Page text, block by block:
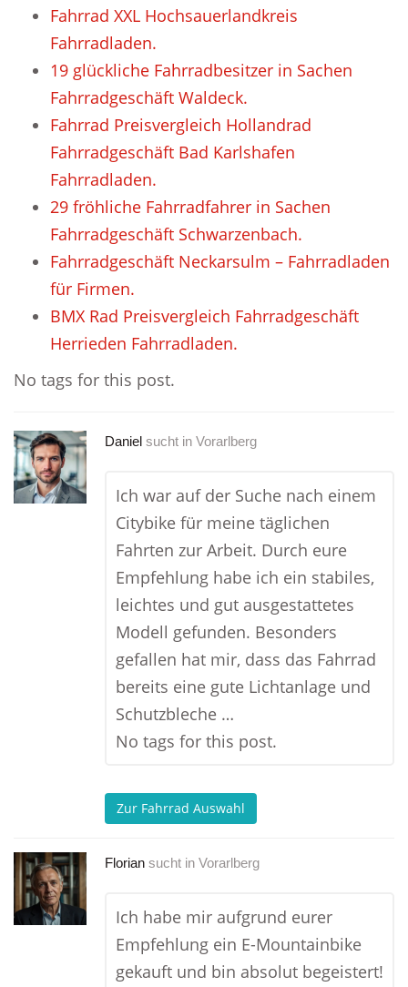
Fahrrad XXL Hochsauerlandkreis
Fahrradladen.
19 glückliche Fahrradbesitzer in Sachen
Fahrradgeschäft Waldeck.
Fahrrad Preisvergleich Hollandrad
Fahrradgeschäft Bad Karlshafen
Fahrradladen.
29 fröhliche Fahrradfahrer in Sachen
Fahrradgeschäft Schwarzenbach.
Fahrradgeschäft Neckarsulm – Fahrradladen
für Firmen.
BMX Rad Preisvergleich Fahrradgeschäft
Herrieden Fahrradladen.
No tags for this post.
Daniel sucht in Vorarlberg
Ich war auf der Suche nach einem
Citybike für meine täglichen
Fahrten zur Arbeit. Durch eure
Empfehlung habe ich ein stabiles,
leichtes und gut ausgestattetes
Modell gefunden. Besonders
gefallen hat mir, dass das Fahrrad
bereits eine gute Lichtanlage und
Schutzbleche …
No tags for this post.
Zur Fahrrad Auswahl
Florian sucht in Vorarlberg
Ich habe mir aufgrund eurer
Empfehlung ein E-Mountainbike
gekauft und bin absolut begeistert!